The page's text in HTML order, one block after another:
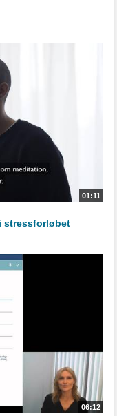
01:11
stressforløbet
06:12